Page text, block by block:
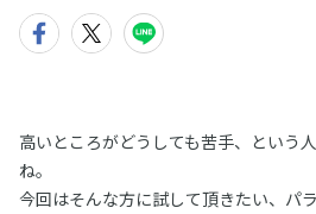
高いところがどうしても苦手、という
ね。
今回はそんな方に試して頂きたい、パ